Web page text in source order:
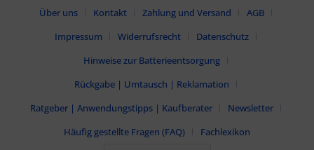
Über uns Kontakt Zahlung und Versand
AGB
Impressum
Widerrufsrecht
Datenschutz
Hinweise zur Batterieentsorgung
Rückgabe | Umtausch | Reklamation
Ratgeber | Anwendungstipps | Kaufberater
Newsletter
Häufig gestellte Fragen (FAQ)
Fachlexikon